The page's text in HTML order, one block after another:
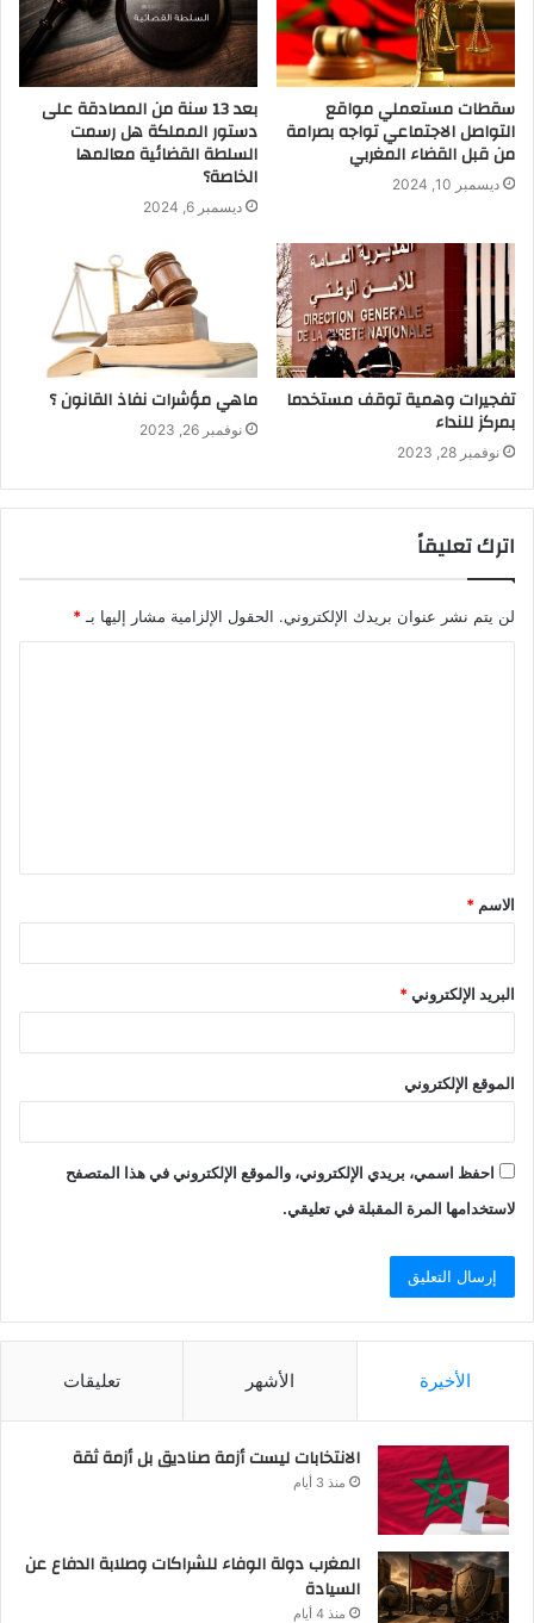
سقطات مستعملي مواقع
التواصل الاجتماعي تواجه بصرامة
من قبل القضاء المغربي
ديسمبر 10, 2024
بعد 13 سنة من المصادقة على
دستور المملكة هل رسمت
السلطة القضائية معالمها
الخاصة؟
ديسمبر 6, 2024
تفجيرات وهمية توقف مستخدما
بمركز للنداء
نوفمبر 28, 2023
ماهي مؤشرات نفاذ القانون ؟
نوفمبر 26, 2023
اترك تعليقاً
لن يتم نشر عنوان بريدك الإلكتروني. الحقول الإلزامية مشار إليها بـ *
الاسم *
البريد الإلكتروني*
الموقع الإلكتروني
احفظ اسمي، بريدي الإلكتروني، والموقع الإلكتروني في هذا المتصفح
لاستخدامها المرة المقبلة في تعليقي.
الأخيرة الأشهر تعليقات
الانتخابات ليست أزمة صناديق بل أزمة ثقة
منذ 3 أيام
المغرب دولة الوفاء للشراكات وصلابة الدفاع عن
السيادة
منذ 4 أيام